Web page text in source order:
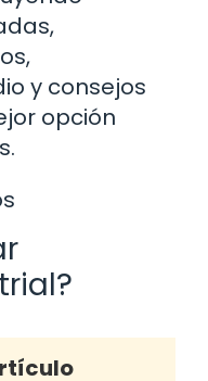
y consejos
opción